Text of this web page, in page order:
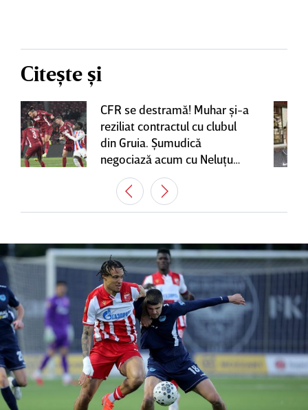
Citește și
CFR se destramă! Muhar şi-a
reziliat contractul cu clubul
din Gruia. Şumudică
negociază acum cu Neluţu
Varga, care mai are o
variantă pentru banca tehnică
| EXCLUSIV